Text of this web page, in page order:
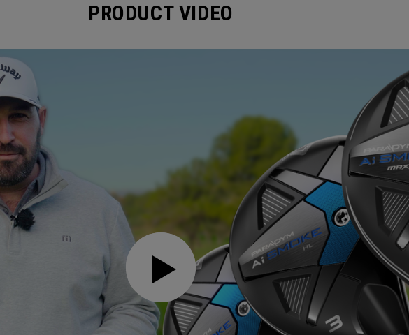
PRODUCT VIDEO